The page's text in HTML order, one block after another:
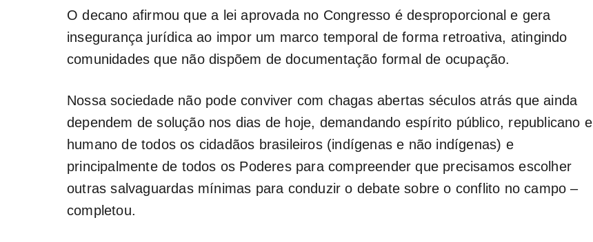
O decano afirmou que a lei aprovada no Congresso é desproporcional e gera
insegurança jurídica ao impor um marco temporal de forma retroativa, atingindo
comunidades que não dispõem de documentação formal de ocupação.
Nossa sociedade não pode conviver com chagas abertas séculos atrás que ainda
dependem de solução nos dias de hoje, demandando espírito público, republicano e
humano de todos os cidadãos brasileiros (indígenas e não indígenas) e
principalmente de todos os Poderes para compreender que precisamos escolher
outras salvaguardas mínimas para conduzir o debate sobre o conflito no campo –
completou.